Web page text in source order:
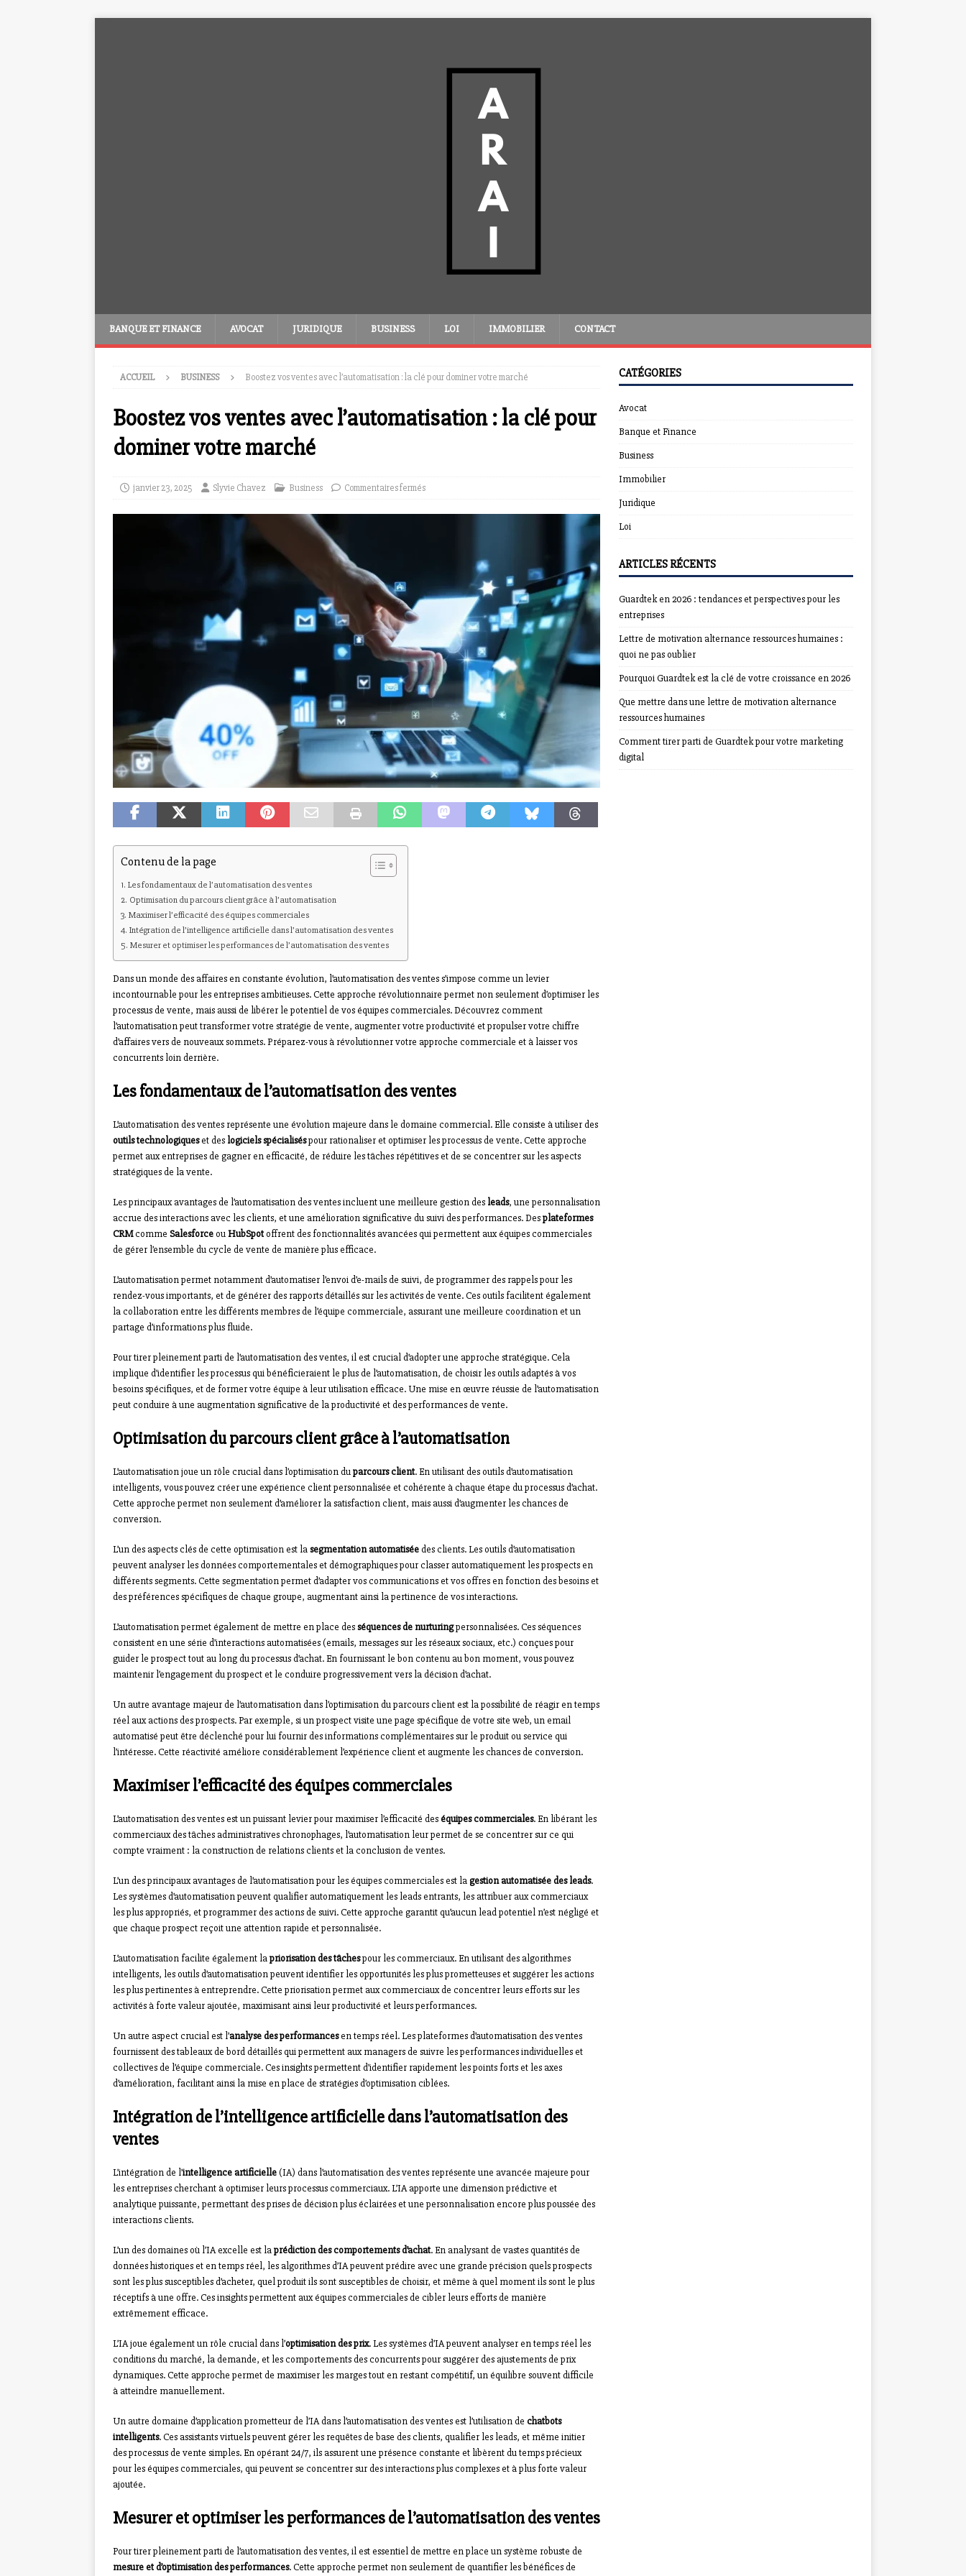
BANQUE ET FINANCE AVOCAT JURIDIQUE BUSINESS LOI IMMOBILIER CONTACT
ACCUEIL BUSINESS Boostez vos ventes avec l’automatisation : la clé pour dominer votre marché
Boostez vos ventes avec l’automatisation : la clé pour
dominer votre marché
janvier 23, 2025 Slyvie Chavez Business Commentaires fermés
Contenu de la page
Les fondamentaux de l’automatisation des ventes
Optimisation du parcours client grâce à l’automatisation
Maximiser l’efficacité des équipes commerciales
Intégration de l’intelligence artificielle dans l’automatisation des ventes
Mesurer et optimiser les performances de l’automatisation des ventes
Dans un monde des affaires en constante évolution, l’automatisation des ventes s’impose comme un levier
incontournable pour les entreprises ambitieuses. Cette approche révolutionnaire permet non seulement d’optimiser les
processus de vente, mais aussi de libérer le potentiel de vos équipes commerciales. Découvrez comment
l’automatisation peut transformer votre stratégie de vente, augmenter votre productivité et propulser votre chiffre
d’affaires vers de nouveaux sommets. Préparez-vous à révolutionner votre approche commerciale et à laisser vos
concurrents loin derrière.
Les fondamentaux de l’automatisation des ventes
L’automatisation des ventes représente une évolution majeure dans le domaine commercial. Elle consiste à utiliser des
outils technologiqueset des logiciels spécialiséspour rationaliser et optimiser les processus de vente. Cette approche
permet aux entreprises de gagner en efficacité, de réduire les tâches répétitives et de se concentrer sur les aspects
stratégiques de la vente.
Les principaux avantages de l’automatisation des ventes incluent une meilleure gestion des leads, une personnalisation
accrue des interactions avec les clients, et une amélioration significative du suivi des performances. Desplateformes
CRMcomme SalesforceouHubSpotoffrent des fonctionnalités avancées qui permettent aux équipes commerciales
de gérer l’ensemble du cycle de vente de manière plus efficace.
L’automatisation permet notamment d’automatiser l’envoi d’e-mails de suivi, de programmer des rappels pour les
rendez-vous importants, et de générer des rapports détaillés sur les activités de vente. Ces outils facilitent également
la collaboration entre les différents membres de l’équipe commerciale, assurant une meilleure coordination et un
partage d’informations plus fluide.
Pour tirer pleinement parti de l’automatisation des ventes, il est crucial d’adopter une approche stratégique. Cela
implique d’identifier les processus qui bénéficieraient le plus de l’automatisation, de choisir les outils adaptés à vos
besoins spécifiques, et de former votre équipe à leur utilisation efficace. Une mise en œuvre réussie de l’automatisation
peut conduire à une augmentation significative de la productivité et des performances de vente.
Optimisation du parcours client grâce à l’automatisation
L’automatisation joue un rôle crucial dans l’optimisation duparcours client. En utilisant des outils d’automatisation
intelligents, vous pouvez créer une expérience client personnalisée et cohérente à chaque étape du processus d’achat.
Cette approche permet non seulement d’améliorer la satisfaction client, mais aussi d’augmenter les chances de
conversion.
L’un des aspects clés de cette optimisation est lasegmentation automatiséedes clients. Les outils d’automatisation
peuvent analyser les données comportementales et démographiques pour classer automatiquement les prospects en
différents segments. Cette segmentation permet d’adapter vos communications et vos offres en fonction des besoins et
des préférences spécifiques de chaque groupe, augmentant ainsi la pertinence de vos interactions.
L’automatisation permet également de mettre en place desséquences de nurturingpersonnalisées. Ces séquences
consistent en une série d’interactions automatisées (emails, messages sur les réseaux sociaux, etc.) conçues pour
guider le prospect tout au long du processus d’achat. En fournissant le bon contenu au bon moment, vous pouvez
maintenir l’engagement du prospect et le conduire progressivement vers la décision d’achat.
Un autre avantage majeur de l’automatisation dans l’optimisation du parcours client est la possibilité de réagir en temps
réel aux actions des prospects. Par exemple, si un prospect visite une page spécifique de votre site web, un email
automatisé peut être déclenché pour lui fournir des informations complémentaires sur le produit ou service qui
l’intéresse. Cette réactivité améliore considérablement l’expérience client et augmente les chances de conversion.
Maximiser l’efficacité des équipes commerciales
L’automatisation des ventes est un puissant levier pour maximiser l’efficacité deséquipes commerciales. En libérant les
commerciaux des tâches administratives chronophages, l’automatisation leur permet de se concentrer sur ce qui
compte vraiment : la construction de relations clients et la conclusion de ventes.
L’un des principaux avantages de l’automatisation pour les équipes commerciales est la gestion automatisée des leads.
Les systèmes d’automatisation peuvent qualifier automatiquement les leads entrants, les attribuer aux commerciaux
les plus appropriés, et programmer des actions de suivi. Cette approche garantit qu’aucun lead potentiel n’est négligé et
que chaque prospect reçoit une attention rapide et personnalisée.
L’automatisation facilite également lapriorisation des tâchespour les commerciaux. En utilisant des algorithmes
intelligents, les outils d’automatisation peuvent identifier les opportunités les plus prometteuses et suggérer les actions
les plus pertinentes à entreprendre. Cette priorisation permet aux commerciaux de concentrer leurs efforts sur les
activités à forte valeur ajoutée, maximisant ainsi leur productivité et leurs performances.
Un autre aspect crucial est l’analyse des performancesen temps réel. Les plateformes d’automatisation des ventes
fournissent des tableaux de bord détaillés qui permettent aux managers de suivre les performances individuelles et
collectives de l’équipe commerciale. Ces insights permettent d’identifier rapidement les points forts et les axes
d’amélioration, facilitant ainsi la mise en place de stratégies d’optimisation ciblées.
Intégration de l’intelligence artificielle dans l’automatisation des
ventes
L’intégration de l’intelligence artificielle(IA) dans l’automatisation des ventes représente une avancée majeure pour
les entreprises cherchant à optimiser leurs processus commerciaux. L’IA apporte une dimension prédictive et
analytique puissante, permettant des prises de décision plus éclairées et une personnalisation encore plus poussée des
interactions clients.
L’un des domaines où l’IA excelle est laprédiction des comportements d’achat. En analysant de vastes quantités de
données historiques et en temps réel, les algorithmes d’IA peuvent prédire avec une grande précision quels prospects
sont les plus susceptibles d’acheter, quel produit ils sont susceptibles de choisir, et même à quel moment ils sont le plus
réceptifs à une offre. Ces insights permettent aux équipes commerciales de cibler leurs efforts de manière
extrêmement efficace.
L’IA joue également un rôle crucial dans l’optimisation des prix. Les systèmes d’IA peuvent analyser en temps réel les
conditions du marché, la demande, et les comportements des concurrents pour suggérer des ajustements de prix
dynamiques. Cette approche permet de maximiser les marges tout en restant compétitif, un équilibre souvent difficile
à atteindre manuellement.
Un autre domaine d’application prometteur de l’IA dans l’automatisation des ventes est l’utilisation de chatbots
intelligents. Ces assistants virtuels peuvent gérer les requêtes de base des clients, qualifier les leads, et même initier
des processus de vente simples. En opérant 24/7, ils assurent une présence constante et libèrent du temps précieux
pour les équipes commerciales, qui peuvent se concentrer sur des interactions plus complexes et à plus forte valeur
ajoutée.
Mesurer et optimiser les performances de l’automatisation des ventes
Pour tirer pleinement parti de l’automatisation des ventes, il est essentiel de mettre en place un système robuste de
mesure et d’optimisation des performances. Cette approche permet non seulement de quantifier les bénéfices de
CATÉGORIES
Avocat
Banque et Finance
Business
Immobilier
Juridique
Loi
ARTICLES RÉCENTS
Guardtek en 2026 : tendances et perspectives pour les
entreprises
Lettre de motivation alternance ressources humaines :
quoi ne pas oublier
Pourquoi Guardtek est la clé de votre croissance en 2026
Que mettre dans une lettre de motivation alternance
ressources humaines
Comment tirer parti de Guardtek pour votre marketing
digital